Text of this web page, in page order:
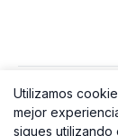
© 2026
Utilizamos
mejor
sigues utilizando